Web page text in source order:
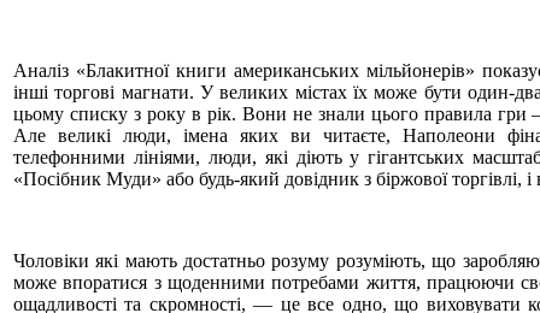
Аналіз «Блакитної книги американських мільйонерів»
інші торгові магнати. У великих містах їх може бути один-
цьому списку з року в рік. Вони не знали цього правила гри
Але великі люди, імена яких ви читаєте, Наполеони
телефонними лініями, люди, які діють у гігантських
«Посібник Муди» або будь-який довідник з біржової торгівлі,
Чоловіки які мають достатньо розуму розуміють, що
може впоратися з щоденними потребами життя, працюючи
ощадливості та скромності, — це все одно, що